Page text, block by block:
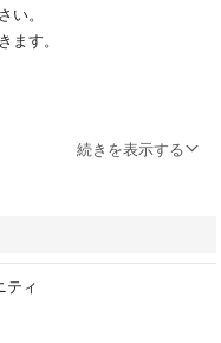
。
す。
オ ロンパース
続きを表示する
ティ